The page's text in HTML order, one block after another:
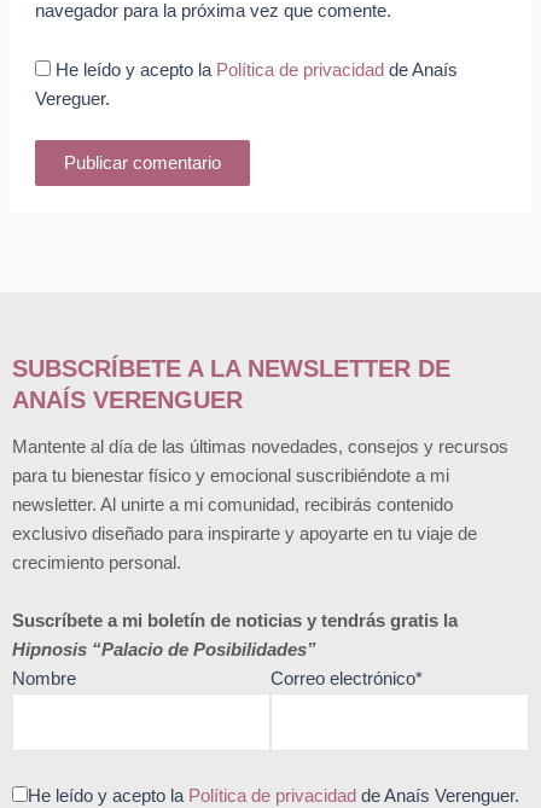
navegador para la próxima vez que comente.
He leído y acepto la Política de privacidad de Anaís
Vereguer.
SUBSCRÍBETE A LA NEWSLETTER DE
ANAÍS VERENGUER
Mantente al día de las últimas novedades, consejos y recursos
para tu bienestar físico y emocional suscribiéndote a mi
newsletter. Al unirte a mi comunidad, recibirás contenido
exclusivo diseñado para inspirarte y apoyarte en tu viaje de
crecimiento personal.
Suscríbete a mi boletín de noticias y tendrás gratis la
Hipnosis “Palacio de Posibilidades”
Nombre
Correo electrónico*
He leído y acepto la Política de privacidad de Anaís Verenguer.